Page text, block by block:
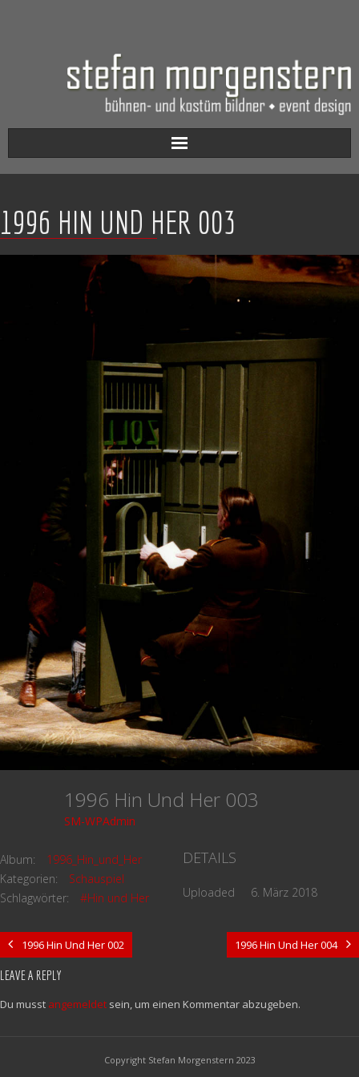
Aktuell
Werkverzeichnis
Biografie
1996 HIN UND HER 003
1996 Hin Und Her 003
SM-WPAdmin
Album:
1996_Hin_und_Her
Kategorien:
Schauspiel
Schlagwörter:
#Hin und Her
DETAILS
Uploaded 6. März 2018
1996 Hin Und Her 002 1996 Hin Und Her 004
LEAVE A REPLY
Du musst angemeldet sein, um einen Kommentar abzugeben.
Copyright Stefan Morgenstern 2023